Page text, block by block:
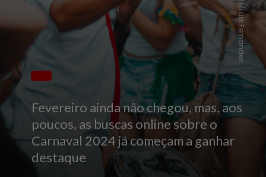
Fevereiro ainda não chegou, mas, aos
poucos, as buscas online sobre o
Carnaval 2024 já começam a ganhar
destaque
Pexels/Luis Fernandes